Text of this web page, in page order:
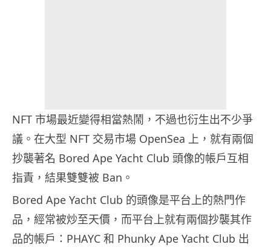
NFT 市場最近變得相當熱鬧，不過也衍生出不少爭
議。在大型 NFT 交易市場 OpenSea 上，就有兩個
抄襲著名 Bored Ape Yacht Club 頭像的帳戶互相
指責，結果雙雙被 Ban。
Bored Ape Yacht Club 的頭像是平台上的熱門作
品，經常被炒至天價，而平台上就有兩個抄襲其作
品的帳戶：PHAYC 和 Phunky Ape Yacht Club 出